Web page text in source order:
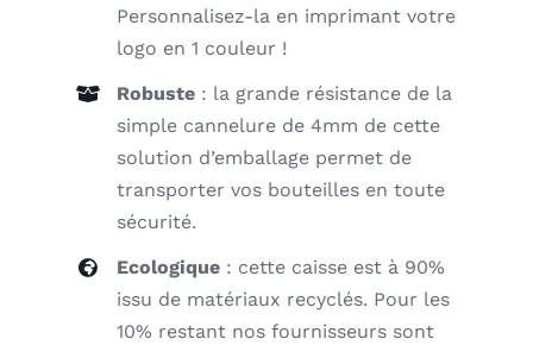
Personnalisez-la en imprimant votre
logo en 1 couleur !
Robuste : la grande résistance de la
simple cannelure de 4mm de cette
solution d’emballage permet de
transporter vos bouteilles en toute
sécurité.
Ecologique : cette caisse est à 90%
issu de matériaux recyclés. Pour les
10% restant nos fournisseurs sont